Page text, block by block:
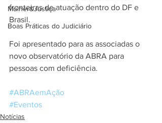
Mulher&Justiça
Boas Práticas do Judiciário
fronteiras de atuação dentro do DF e
Brasil.
Foi apresentado para as associadas o
novo observatório da ABRA para
pessoas com deficiência.
#ABRAemAção
#Eventos
Notícias